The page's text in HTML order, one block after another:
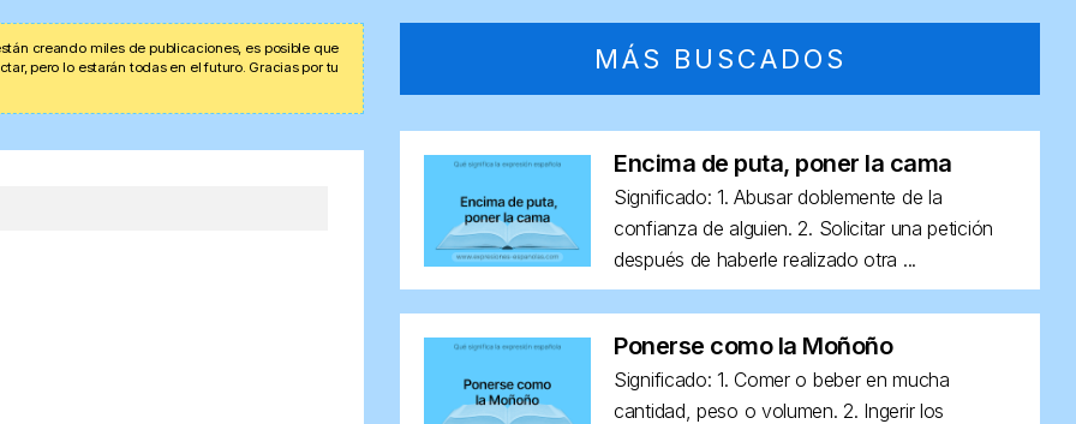
creando miles de publicaciones, es posible que
pero lo estarán todas en el futuro. Gracias por tu
MÁS BUSCADOS
Encima de puta, poner la cama
Significado: 1. Abusar doblemente de la
confianza de alguien. 2. Solicitar una petición
después de haberle realizado otra ...
Ponerse como la Moñoño
Significado: 1. Comer o beber en mucha
cantidad, peso o volumen. 2. Ingerir los